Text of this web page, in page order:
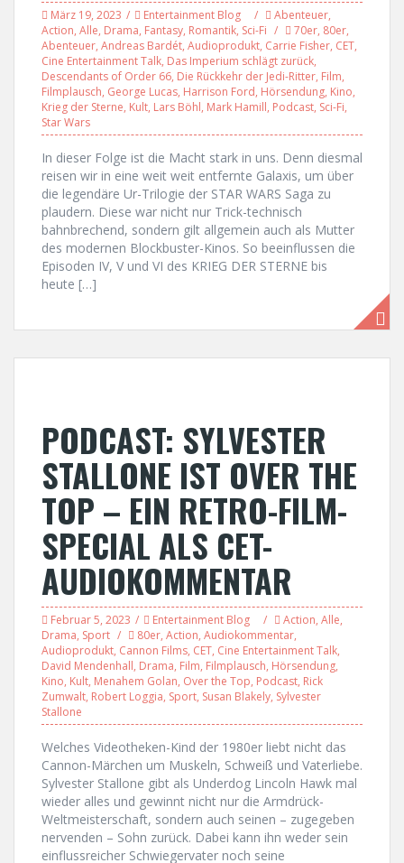
März 19, 2023 Entertainment Blog Abenteuer,
Action, Alle, Drama, Fantasy, Romantik, Sci-Fi 70er, 80er,
Abenteuer, Andreas Bardét, Audioprodukt, Carrie Fisher, CET,
Cine Entertainment Talk, Das Imperium schlägt zurück,
Descendants of Order 66, Die Rückkehr der Jedi-Ritter, Film,
Filmplausch, George Lucas, Harrison Ford, Hörsendung, Kino,
Krieg der Sterne, Kult, Lars Böhl, Mark Hamill, Podcast, Sci-Fi,
Star Wars
In dieser Folge ist die Macht stark in uns. Denn diesmal
reisen wir in eine weit weit entfernte Galaxis, um über
die legendäre Ur-Trilogie der STAR WARS Saga zu
plaudern. Diese war nicht nur Trick-technisch
bahnbrechend, sondern gilt allgemein auch als Mutter
des modernen Blockbuster-Kinos. So beeinflussen die
Episoden IV, V und VI des KRIEG DER STERNE bis
heute […]
PODCAST: SYLVESTER
STALLONE IST OVER THE
TOP – EIN RETRO-FILM-
SPECIAL ALS CET-
AUDIOKOMMENTAR
Februar 5, 2023 Entertainment Blog Action, Alle,
Drama, Sport 80er, Action, Audiokommentar,
Audioprodukt, Cannon Films, CET, Cine Entertainment Talk,
David Mendenhall, Drama, Film, Filmplausch, Hörsendung,
Kino, Kult, Menahem Golan, Over the Top, Podcast, Rick
Zumwalt, Robert Loggia, Sport, Susan Blakely, Sylvester
Stallone
Welches Videotheken-Kind der 1980er liebt nicht das
Cannon-Märchen um Muskeln, Schweiß und Vaterliebe.
Sylvester Stallone gibt als Underdog Lincoln Hawk mal
wieder alles und gewinnt nicht nur die Armdrück-
Weltmeisterschaft, sondern auch seinen – zugegeben
nervenden – Sohn zurück. Dabei kann ihn weder sein
einflussreicher Schwiegervater noch seine